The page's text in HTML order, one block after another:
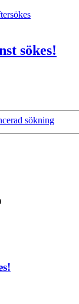
sökes!
sökning